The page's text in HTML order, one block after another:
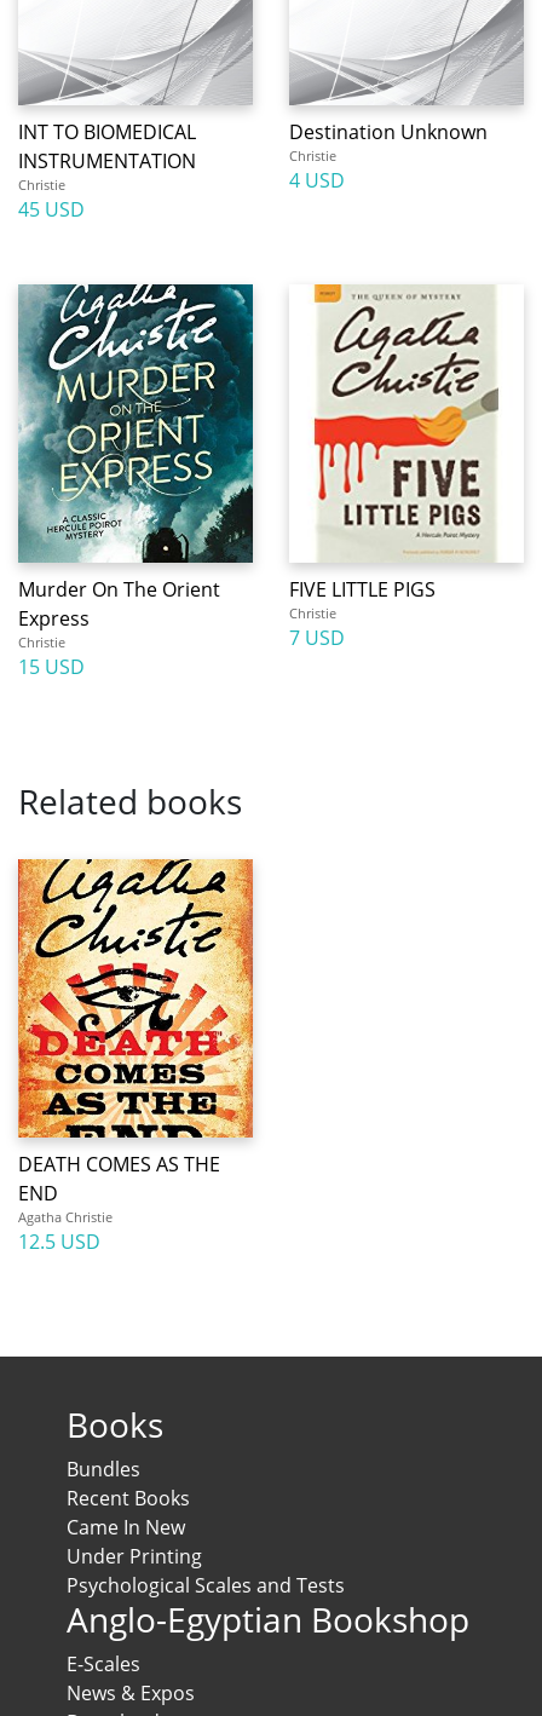
INT TO BIOMEDICAL
INSTRUMENTATION
Christie
45 USD
Destination Unknown
Christie
4 USD
Murder On The Orient
Express
Christie
15 USD
FIVE LITTLE PIGS
Christie
7 USD
Related books
DEATH COMES AS THE
END
Agatha Christie
12.5 USD
Books
Bundles
Recent Books
Came In New
Under Printing
Psychological Scales and Tests
Anglo-Egyptian Bookshop
E-Scales
News & Expos